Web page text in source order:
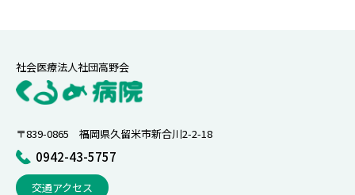
社会医療法人社団高野会
〒839-0865 福岡県久留米市新合川2-2-18
0942-43-5757
交通アクセス